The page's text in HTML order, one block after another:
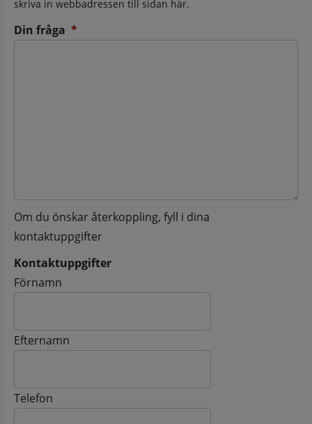
skriva in webbadressen till sidan här.
Din fråga *
Om du önskar återkoppling, fyll i dina
kontaktuppgifter
Kontaktuppgifter
Kontaktuppgifter
Förnamn
Efternamn
Telefon